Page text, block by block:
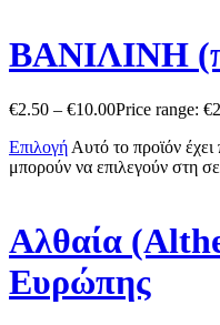
ΒΑΝΙΛΙΝΗ
€2.50 – €10.00Price range:
Επιλογή Αυτό το προϊόν
μπορούν να επιλεγούν στη
Αλθαία
Ευρώπης